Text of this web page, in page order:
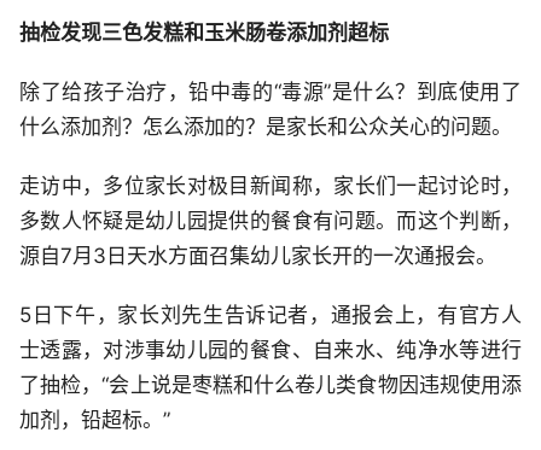
抽检发现三色发糕和玉米肠卷添加剂超标
除了给孩子治疗，铅中毒的“毒源”是什么？到底使用了
什么添加剂？怎么添加的？是家长和公众关心的问题。
走访中，多位家长对极目新闻称，家长们一起讨论时，
多数人怀疑是幼儿园提供的餐食有问题。而这个判断，
源自7月3日天水方面召集幼儿家长开的一次通报会。
5日下午，家长刘先生告诉记者，通报会上，有官方人
士透露，对涉事幼儿园的餐食、自来水、纯净水等进行
了抽检，“会上说是枣糕和什么卷儿类食物因违规使用添
加剂，铅超标。”